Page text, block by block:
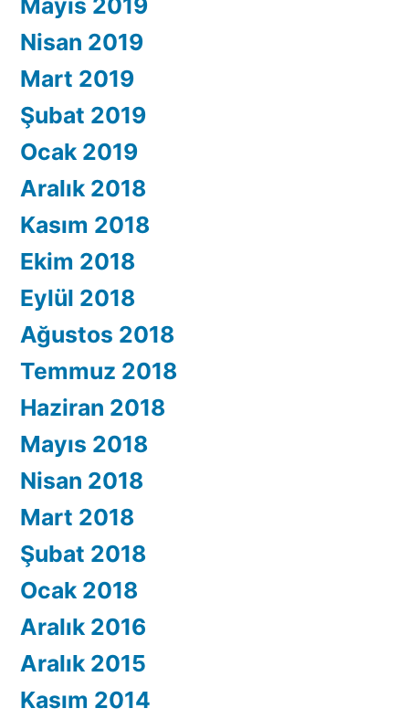
Nisan 2019
Mart 2019
Şubat 2019
Ocak 2019
Aralık 2018
Kasım 2018
Ekim 2018
Eylül 2018
Ağustos 2018
Temmuz 2018
Haziran 2018
Mayıs 2018
Nisan 2018
Mart 2018
Şubat 2018
Ocak 2018
Aralık 2016
Aralık 2015
Kasım 2014